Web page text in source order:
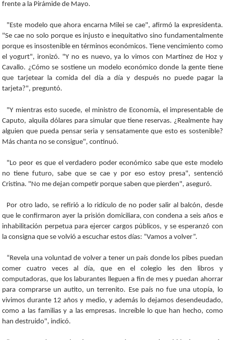
frente a la Pirámide de Mayo.
"Este modelo que ahora encarna Milei se cae", afirmó la expresidenta.
"Se cae no solo porque es injusto e inequitativo sino fundamentalmente
porque es insostenible en términos económicos. Tiene vencimiento como
el yogurt", ironizó. "Y no es nuevo, ya lo vimos con Martínez de Hoz y
Cavallo. ¿Cómo se sostiene un modelo económico donde la gente tiene
que tarjetear la comida del día a día y después no puede pagar la
tarjeta?", preguntó.
"Y mientras esto sucede, el ministro de Economía, el impresentable de
Caputo, alquila dólares para simular que tiene reservas. ¿Realmente hay
alguien que pueda pensar seria y sensatamente que esto es sostenible?
Más chanta no se consigue", continuó.
"Lo peor es que el verdadero poder económico sabe que este modelo
no tiene futuro, sabe que se cae y por eso estoy presa", sentenció
Cristina. "No me dejan competir porque saben que pierden", aseguró.
Por otro lado, se refirió a lo ridículo de no poder salir al balcón, desde
que le confirmaron ayer la prisión domiciliara, con condena a seis años e
inhabilitación perpetua para ejercer cargos públicos, y se esperanzó con
la consigna que se volvió a escuchar estos días: “Vamos a volver”.
“Revela una voluntad de volver a tener un país donde los pibes puedan
comer cuatro veces al día, que en el colegio les den libros y
computadoras, que los laburantes lleguen a fin de mes y puedan ahorrar
para comprarse un autito, un terrenito. Ese país no fue una utopía, lo
vivimos durante 12 años y medio, y además lo dejamos desendeudado,
como a las familias y a las empresas. Increíble lo que han hecho, como
han destruido", indicó.